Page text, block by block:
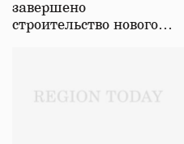
завершено
строительство нового…